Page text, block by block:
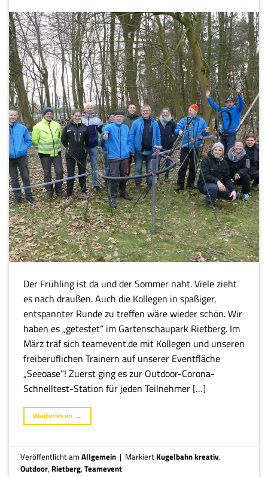
Der Frühling ist da und der Sommer naht. Viele zieht
es nach draußen. Auch die Kollegen in spaßiger,
entspannter Runde zu treffen wäre wieder schön. Wir
haben es „getestet“ im Gartenschaupark Rietberg. Im
März traf sich teamevent.de mit Kollegen und unseren
freiberuflichen Trainern auf unserer Eventfläche
„Seeoase“! Zuerst ging es zur Outdoor-Corona-
Schnelltest-Station für jeden Teilnehmer […]
Weiterlesen →
Veröffentlicht amAllgemein | Markiert Kugelbahn kreativ,
Outdoor, Rietberg,Teamevent